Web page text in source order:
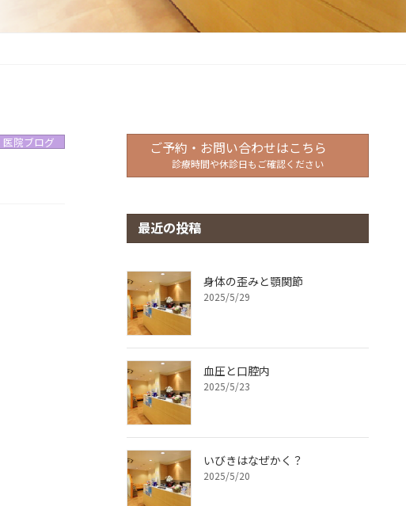
医院ブログ ご予約・お問い合わせはこちら
診療時間や休診日もご確認ください
最近の投稿
身体の歪みと顎関節
2025/5/29
血圧と口腔内
2025/5/23
いびきはなぜかく？
2025/5/20